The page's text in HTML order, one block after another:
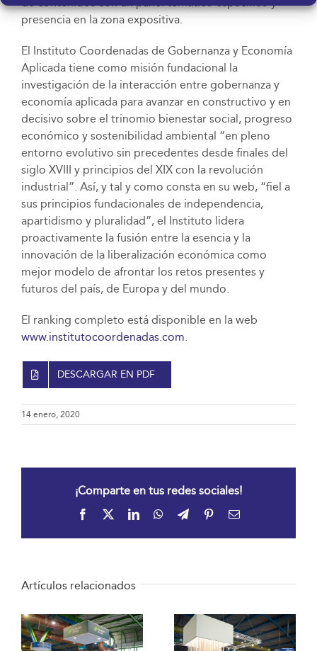
presencia en la zona expositiva.
El Instituto Coordenadas de Gobernanza y Economía
Aplicada tiene como misión fundacional la
investigación de la interacción entre gobernanza y
economía aplicada para avanzar en constructivo y en
decisivo sobre el trinomio bienestar social, progreso
económico y sostenibilidad ambiental “en pleno
entorno evolutivo sin precedentes desde finales del
siglo XVIII y principios del XIX con la revolución
industrial”. Así, y tal y como consta en su web, “fiel a
sus principios fundacionales de independencia,
apartidismo y pluralidad”, el Instituto lidera
proactivamente la fusión entre la esencia y la
innovación de la liberalización económica como
mejor modelo de afrontar los retos presentes y
futuros del país, de Europa y del mundo.
El ranking completo está disponible en la web
www.institutocoordenadas.com.
DESCARGAR EN PDF
14 enero, 2020
¡Comparte en tus redes sociales!
Facebook LinkedInWhatsApp
TelegramPinterestCorreo
Artículos relacionados